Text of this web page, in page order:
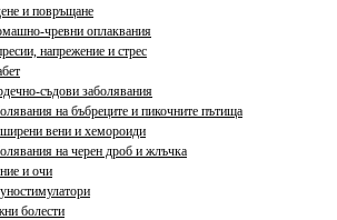
и повръщане
чревни оплаквания
напрежение и стрес
съдови заболявания
на бъбреците и пикочните пътища
вени и хемороиди
на черен дроб и жлъчка
и очи
болести